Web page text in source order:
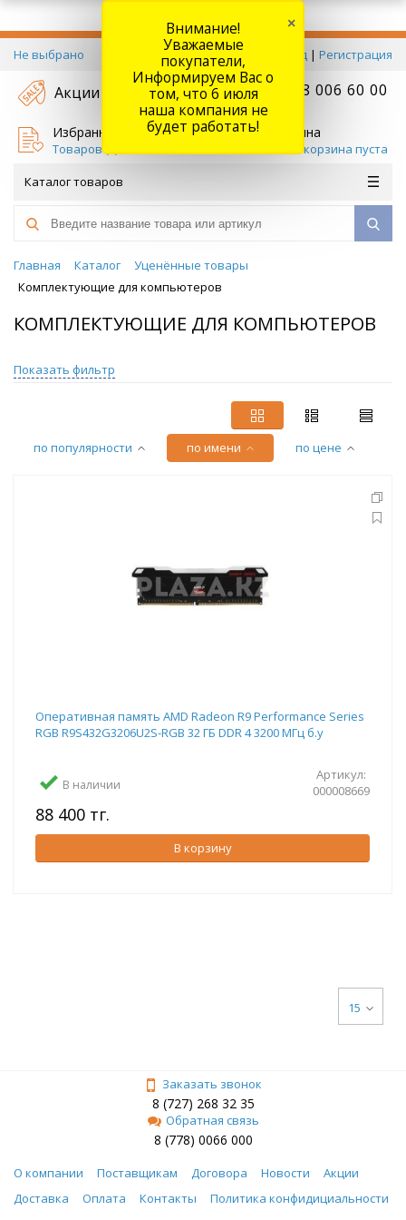
Не выбрано Вход | Регистрация
Акции +7 778 006 60 00
Избранное
Товаров (
Корзина
Ваша корзина пуста
Каталог товаров
Главная Каталог
Уценённые товары
Комплектующие для компьютеров
КОМПЛЕКТУЮЩИЕ ДЛЯ КОМПЬЮТЕРОВ
Показать фильтр
по популярности по имени по цене
Оперативная память AMD Radeon R9 Performance Series
RGB R9S432G3206U2S-RGB 32 ГБ DDR 4 3200 МГц б.у
В наличии
Артикул:
000008669
88 400 тг.
В корзину
15
Заказать звонок
8 (727) 268 32 35
Обратная связь
8 (778) 0066 000
О компании Поставщикам Договора Новости
Акции
Доставка
Оплата Контакты Политика конфидициальности
Внимание!
Уважаемые
покупатели,
Информируем Вас о
том, что 6 июля
наша компания не
будет работать!
×